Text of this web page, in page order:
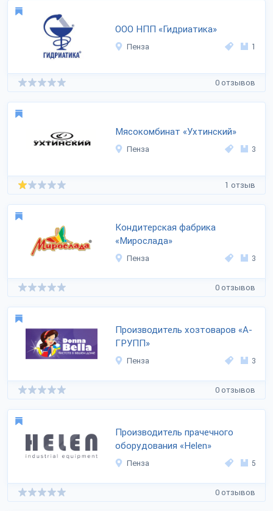
ООО НПП «Гидриатика»
Пенза 1
0 отзывов
Мясокомбинат «Ухтинский»
Пенза 3
1 отзыв
Кондитерская фабрика
«Мирослада»
Пенза 3
0 отзывов
Производитель хозтоваров «А-
ГРУПП»
Пенза 3
0 отзывов
Производитель прачечного
оборудования «Helen»
Пенза 5
0 отзывов